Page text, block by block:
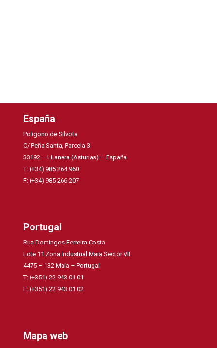
España
Poligono de Silvota
C/ Peña Santa, Parcela 3
33192 – LLanera (Asturias) – España
T: (+34) 985 264 960
F: (+34) 985 266 207
Portugal
Rua Domingos Ferreira Costa
Lote 11 Zona Industrial Maia Sector VII
4475 – 132 Maia – Portugal
T: (+351) 22 943 01 01
F: (+351) 22 943 01 02
Mapa web